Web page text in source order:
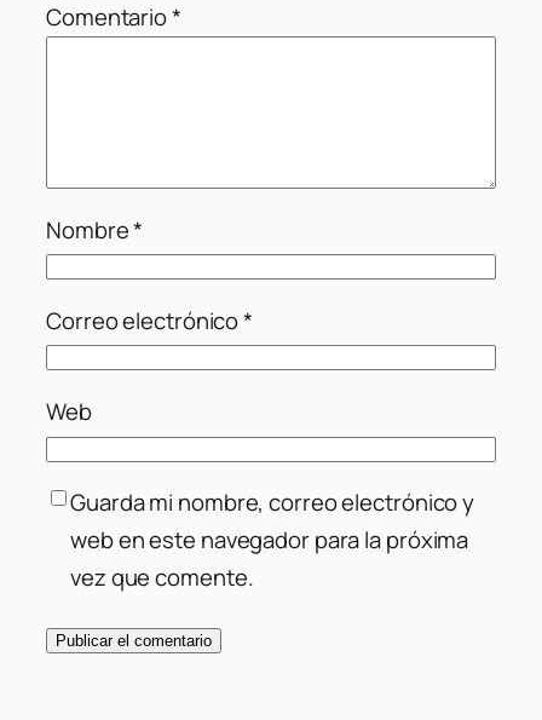
Comentario*
Nombre*
Correo electrónico*
Web
Guarda mi nombre, correo electrónico y
web en este navegador para la próxima
vez que comente.